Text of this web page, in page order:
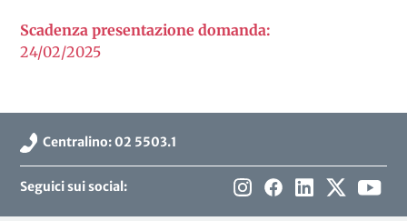
Scadenza presentazione domanda:
24/02/2025
Centralino: 02 5503.1
Seguici sui social: